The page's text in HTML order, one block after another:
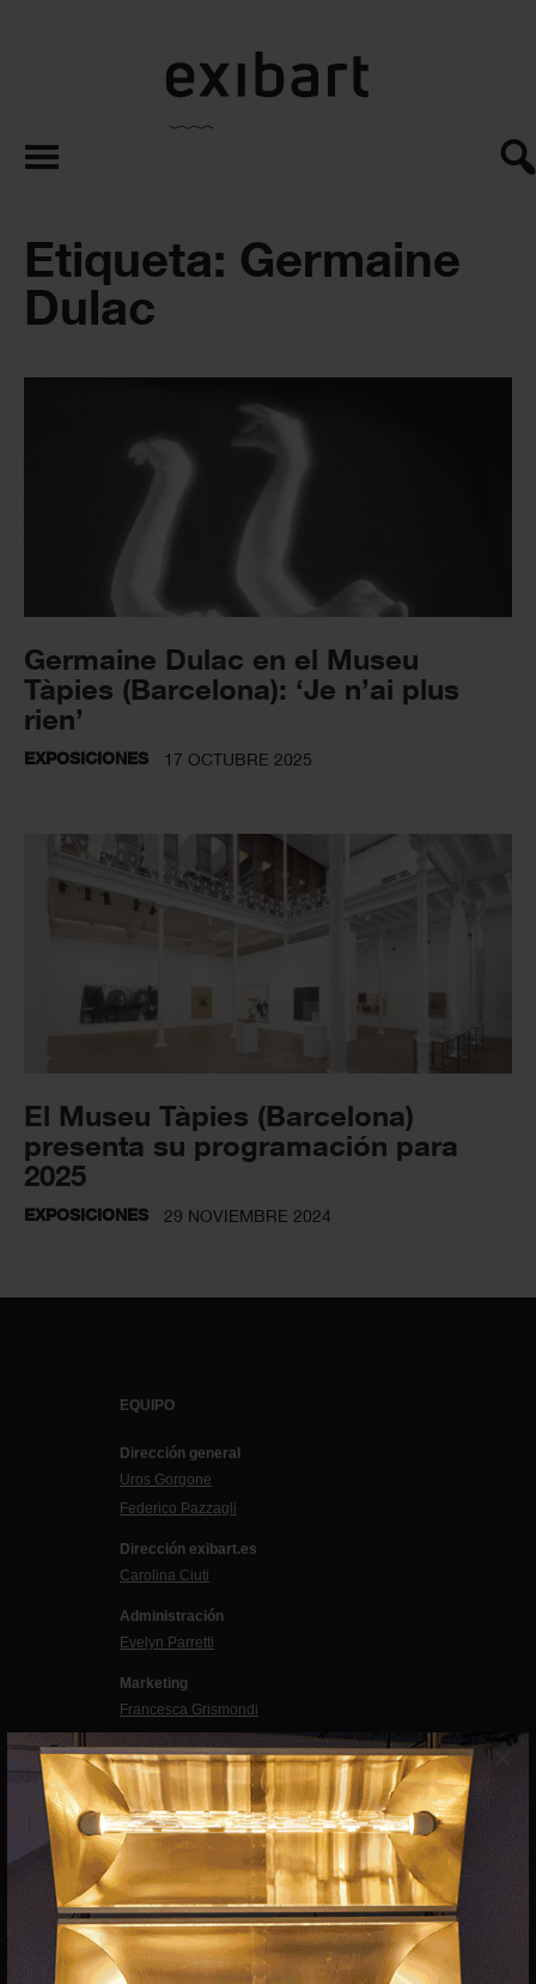
×
exibart.es
Etiqueta: Germaine
Dulac
Germaine Dulac en el Museu
Tàpies (Barcelona): ‘Je n’ai plus
rien’
EXPOSICIONES 17 OCTUBRE 2025
El Museu Tàpies (Barcelona)
presenta su programación para
2025
EXPOSICIONES 29 NOVIEMBRE 2024
EQUIPO
Dirección general
Uros Gorgone
Federico Pazzagli
Dirección exibart.es
Carolina Ciuti
Administración
Evelyn Parretti
Marketing
Francesca Grismondi
Programación y diseño web
Giovanni Costante
Marcello Moi